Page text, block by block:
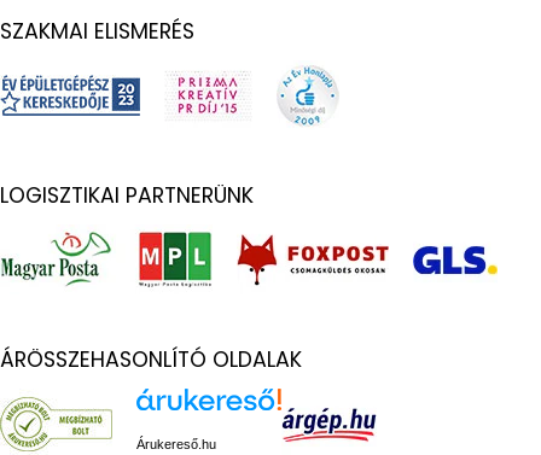
SZAKMAI ELISMERÉS
LOGISZTIKAI PARTNERÜNK
ÁRÖSSZEHASONLÍTÓ OLDALAK
Árukereső.hu